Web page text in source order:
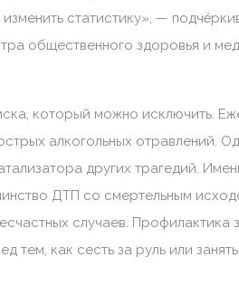
статистику», —
общественного здоровья и
который можно исключить.
алкогольных отравлений.
других трагедий.
ДТП со смертельным
случаев. Профилактика
тем, как сесть за руль или